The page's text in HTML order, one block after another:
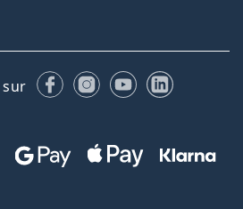
sur FacebookInstagram
YouTubeLinkedIn